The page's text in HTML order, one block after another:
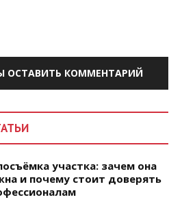
ОСТАВИТЬ КОММЕНТАРИЙ
участка: зачем она
и почему стоит доверять